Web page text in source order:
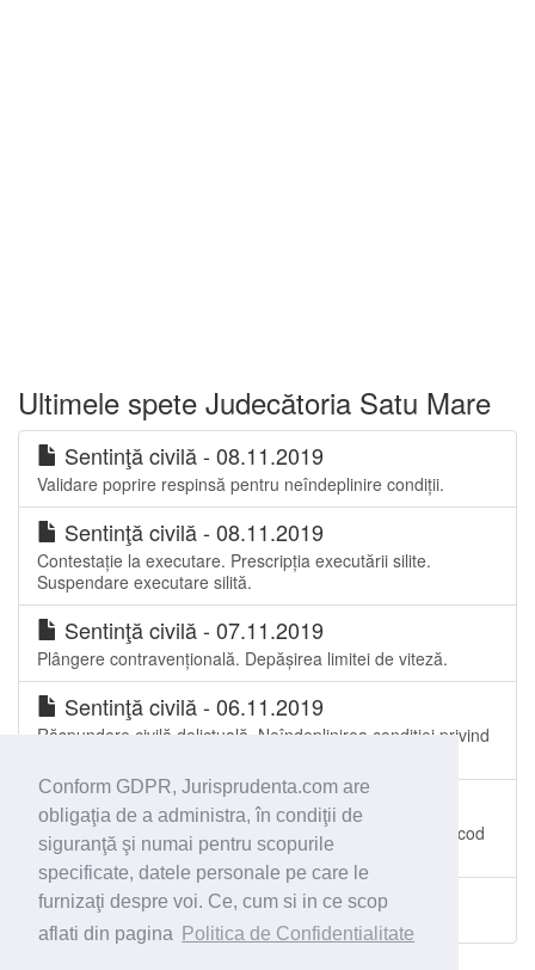
Conform GDPR, Jurisprudenta.com are
obligaţia de a administra, în condiţii de
siguranţă şi numai pentru scopurile
specificate, datele personale pe care le
furnizaţi despre voi. Ce, cum si in ce scop
aflati din pagina
Politica de Confidentialitate
Ultimele spete Judecătoria Satu Mare
Sentinţă civilă - 08.11.2019
Validare poprire respinsă pentru neîndeplinire condiții.
Sentinţă civilă - 08.11.2019
Contestație la executare. Prescripția executării silite.
Suspendare executare silită.
Sentinţă civilă - 07.11.2019
Plângere contravențională. Depășirea limitei de viteză.
Sentinţă civilă - 06.11.2019
Răspundere civilă delictuală. Neîndeplinirea condiției privind
Sentinţă civilă - 06.11.2019
Hotărâre ce ține loc de act autentic de vânzare, vechiul cod
civil. Acțiune în revendicare.
Toate spetele Judecătoria Satu Mare